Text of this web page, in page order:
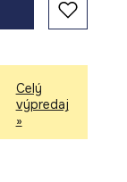
Celý
výpredaj
»